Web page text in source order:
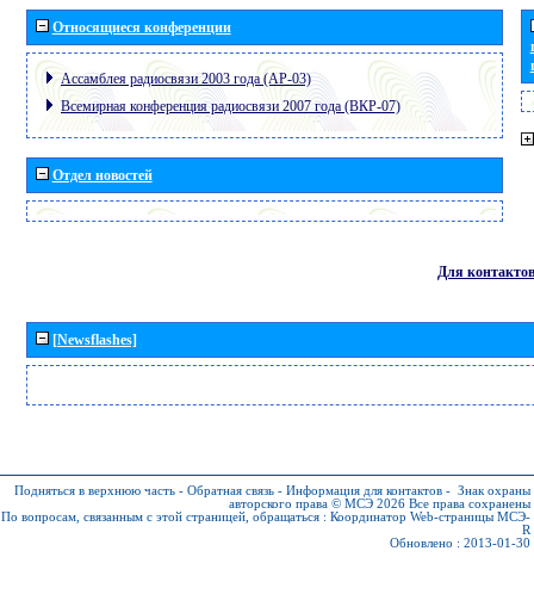
Относящиеся конференции
Ассамблея радиосвязи 2003 года (АР-03)
Всемирная конференция радиосвязи 2007 года (ВКР-07)
Отдел новостей
Для контактов
[Newsflashes]
Подняться в верхнюю часть - Обратная связь - Информация для контактов - Знак охраны
авторского права © МСЭ 2026 Все права сохранены
По вопросам, связанным с этой страницей, обращаться : Координатор Web-страницы МСЭ-
R
Обновлено : 2013-01-30